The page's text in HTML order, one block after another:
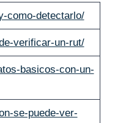
como-detectarlo/
verificar-un-rut/
basicos-con-un-
se-puede-ver-